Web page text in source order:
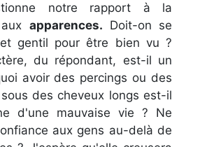
notre rapport à la
apparences. Doit-on se
gentil pour être bien vu ?
du répondant, est-il un
avoir des percings ou des
des cheveux longs est-il
d'une mauvaise vie ? Ne
aux gens au-delà de